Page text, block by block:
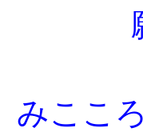
みここ